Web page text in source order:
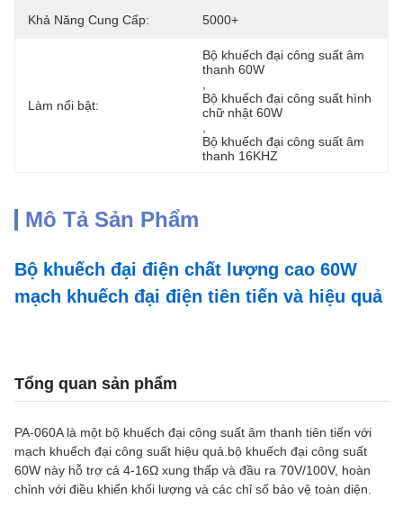
Khả Năng Cung Cấp: 5000+
Làm nổi bật:
Bộ khuếch đại công suất âm
thanh 60W
Bộ khuếch đại công suất hình
chữ nhật 60W
Bộ khuếch đại công suất âm
thanh 16KHZ
Mô Tả Sản Phẩm
Bộ khuếch đại điện chất lượng cao 60W
mạch khuếch đại điện tiên tiến và hiệu quả
Tổng quan sản phẩm
PA-060A là một bộ khuếch đại công suất âm thanh tiên tiến với
mạch khuếch đại công suất hiệu quả.bộ khuếch đại công suất
60W này hỗ trợ cả 4-16Ω xung thấp và đầu ra 70V/100V, hoàn
chỉnh với điều khiển khối lượng và các chỉ số bảo vệ toàn diện.